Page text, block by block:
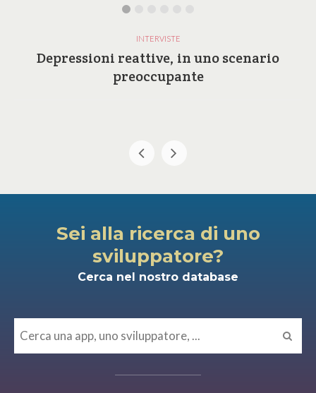
INTERVISTE
Depressioni reattive, in uno scenario
preoccupante
Sei alla ricerca di uno
sviluppatore?
Cerca nel nostro database